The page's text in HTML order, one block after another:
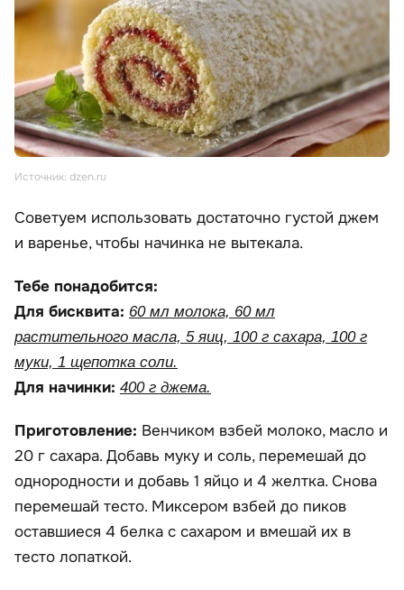
Источник: dzen.ru
Советуем использовать достаточно густой джем
и варенье, чтобы начинка не вытекала.
Тебе понадобится:
Для бисквита: 60 мл молока, 60 мл
растительного масла, 5 яиц, 100 г сахара, 100 г
муки, 1 щепотка соли.
Для начинки: 400 г джема.
Приготовление: Венчиком взбей молоко, масло и
20 г сахара. Добавь муку и соль, перемешай до
однородности и добавь 1 яйцо и 4 желтка. Снова
перемешай тесто. Миксером взбей до пиков
оставшиеся 4 белка с сахаром и вмешай их в
тесто лопаткой.